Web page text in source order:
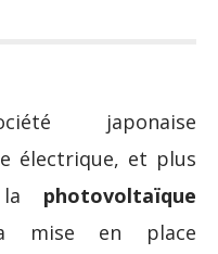
japonaise
électrique, et plus
la photovoltaïque
mise en place